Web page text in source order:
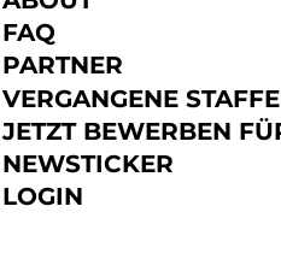
FAQ
PARTNER
VERGANGENE
JETZT BEWERBEN
NEWSTICKER
LOGIN